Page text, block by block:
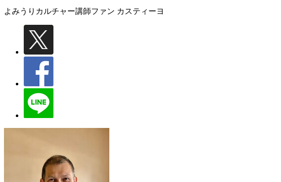
よみうりカルチャー講師ファン カスティーヨ